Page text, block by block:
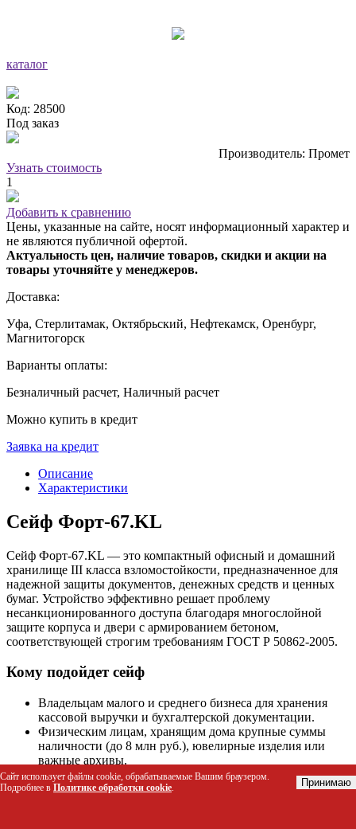
каталог
Код: 28500
Под заказ
Производитель: Промет
Узнать стоимость
1
Добавить к сравнению
Цены, указанные на сайте, носят информационный характер и
не являются публичной офертой.
Актуальность цен, наличие товаров, скидки и акции на
товары уточняйте у менеджеров.
Доставка:
Уфа, Стерлитамак, Октябрьский, Нефтекамск, Оренбург,
Магнитогорск
Варианты оплаты:
Безналичный расчет, Наличный расчет
Можно купить в кредит
Заявка на кредит
Описание
Характеристики
Сейф Форт-67.KL
Сейф Форт-67.KL — это компактный офисный и домашний
хранилище III класса взломостойкости, предназначенное для
надежной защиты документов, денежных средств и ценных
бумаг. Устройство эффективно решает проблему
несанкционированного доступа благодаря многослойной
защите корпуса и двери с армированием бетоном,
соответствующей строгим требованиям ГОСТ Р 50862-2005.
Кому подойдет сейф
Владельцам малого и среднего бизнеса для хранения
кассовой выручки и бухгалтерской документации.
Физическим лицам, хранящим дома крупные суммы
наличности (до 8 млн руб.), ювелирные изделия или
важные архивы.
Аптекам и медицинским учреждениям для хранения
наркотических средств и психотропных веществ в
Сайт использует файлы cookie, обрабатываемые Вашим браузером.
Подробнее в Политике обработки cookie. Принимаю